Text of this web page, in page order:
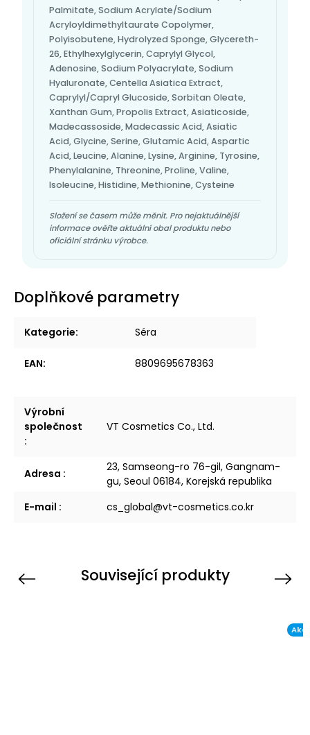
Palmitate, Sodium Acrylate/Sodium
Acryloyldimethyltaurate Copolymer,
Polyisobutene, Hydrolyzed Sponge, Glycereth-
26, Ethylhexylglycerin, Caprylyl Glycol,
Adenosine, Sodium Polyacrylate, Sodium
Hyaluronate, Centella Asiatica Extract,
Caprylyl/Capryl Glucoside, Sorbitan Oleate,
Xanthan Gum, Propolis Extract, Asiaticoside,
Madecassoside, Madecassic Acid, Asiatic
Acid, Glycine, Serine, Glutamic Acid, Aspartic
Acid, Leucine, Alanine, Lysine, Arginine, Tyrosine,
Phenylalanine, Threonine, Proline, Valine,
Isoleucine, Histidine, Methionine, Cysteine
Složení se časem může měnit. Pro nejaktuálnější
informace ověřte aktuální obal produktu nebo
oficiální stránku výrobce.
Doplňkové parametry
Kategorie: Séra
EAN: 8809695678363
Výrobní
společnost
:
VT Cosmetics Co., Ltd.
Adresa :
23, Samseong-ro 76-gil, Gangnam-
gu, Seoul 06184, Korejská republika
E-mail : cs_global@vt-cosmetics.co.kr
Související produkty
Previous Next